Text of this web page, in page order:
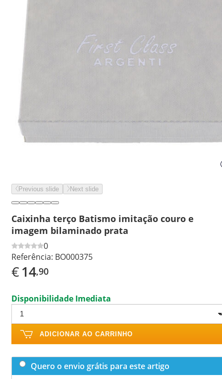
Previous slide Next slide
Caixinha terço Batismo imitação couro e
imagem bilaminado prata
0
Referência: BO000375
€14,90
Disponibilidade Imediata
ADICIONAR AO CARRINHO
Quero o envio grátis para este artigo